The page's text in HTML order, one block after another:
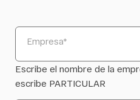
Empresa*
Escribe el nombre de la
escribe PARTICULAR